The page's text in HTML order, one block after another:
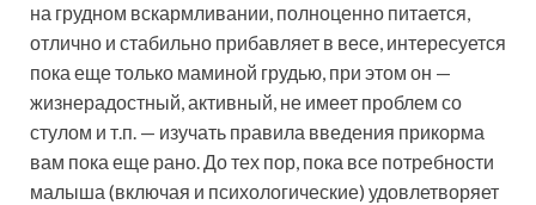
на грудном вскармливании, полноценно питается,
отлично и стабильно прибавляет в весе, интересуется
пока еще только маминой грудью, при этом он —
жизнерадостный, активный, не имеет проблем со
стулом и т.п. — изучать правила введения прикорма
вам пока еще рано. До тех пор, пока все потребности
малыша (включая и психологические) удовлетворяет